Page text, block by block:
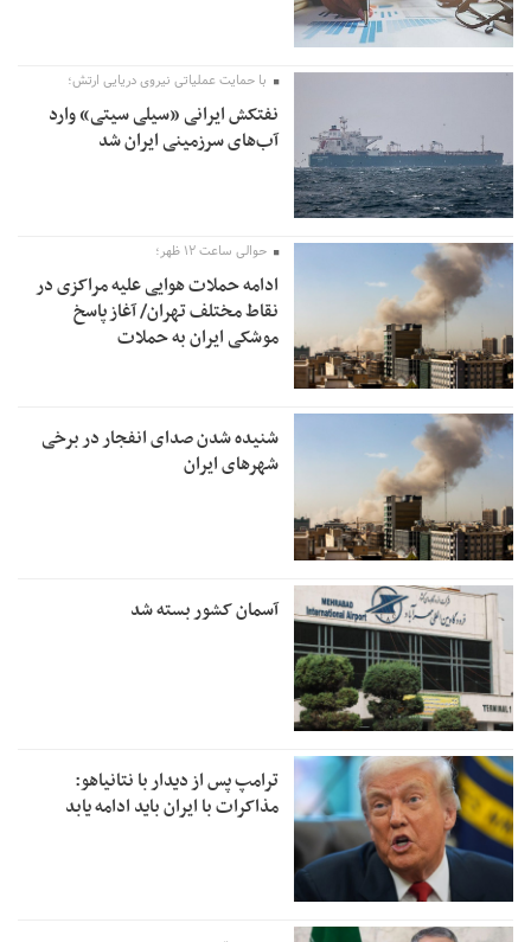
با حمایت عملیاتی نیروی دریایی ارتش؛
نفتکش ایرانی «سیلی سیتی» وارد
آب‌های سرزمینی ایران شد
حوالی ساعت ۱۲ ظهر؛
ادامه حملات هوایی علیه مراکزی در
نقاط مختلف تهران/ آغاز پاسخ
موشکی ایران به حملات
شنیده شدن صدای انفجار در برخی
شهرهای ایران
آسمان کشور بسته شد
ترامپ پس از دیدار با نتانیاهو:
مذاکرات با ایران باید ادامه یابد